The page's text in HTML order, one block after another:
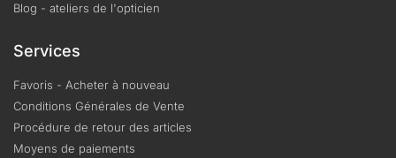
Blog - ateliers de l'opticien
Services
Favoris - Acheter à nouveau
Conditions Générales de Vente
Procédure de retour des articles
Moyens de paiements